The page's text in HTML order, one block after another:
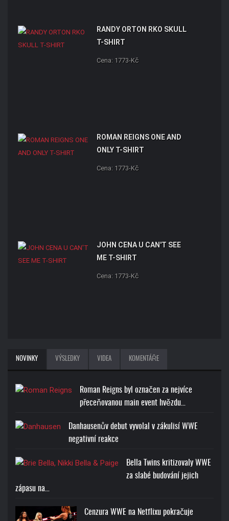
RANDY ORTON RKO SKULL
T-SHIRT
Cena: 1773-Kč
ROMAN REIGNS ONE AND
ONLY T-SHIRT
Cena: 1773-Kč
JOHN CENA U CAN'T SEE
ME T-SHIRT
Cena: 1773-Kč
NOVINKY VÝSLEDKY VIDEA KOMENTÁŘE
Roman Reigns byl označen za nejvíce
přeceňovanou main event hvězdu…
Danhausenův debut vyvolal v zákulisí WWE
negativní reakce
Bella Twins kritizovaly WWE
za slabé budování jejich
zápasu na…
Cenzura WWE na Netflixu pokračuje